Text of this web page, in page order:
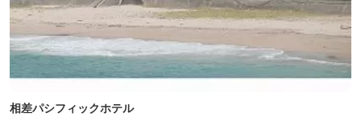
相差パシフィックホテル